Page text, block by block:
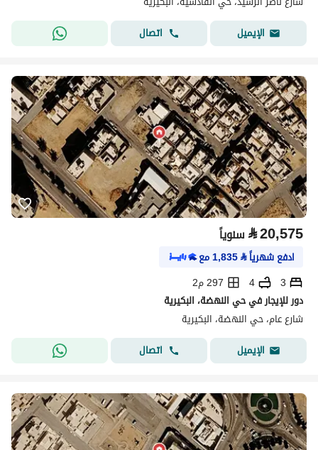
الإيميل
اتصال
⃁20,575 سنوياً
ادفع شهرياً⃁
1,835مع
3
4
297 م2
دور للإيجار في حي النهضة، البكيرية
شارع عام، حي النهضة، البكيرية
الإيميل
اتصال